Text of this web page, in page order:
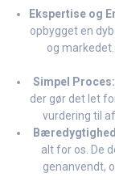
Ekspertise og
opbygget en
og
Simpel Proces:
der gør det let
vurdering til
alt for os. De
genanvendt,